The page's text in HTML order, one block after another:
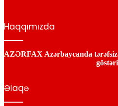
Haqqımızda
AZƏRFAX Azərbaycanda tərəfsiz
Əlaqə